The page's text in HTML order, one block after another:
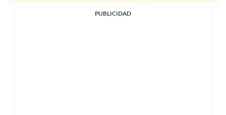
PUBLICIDAD